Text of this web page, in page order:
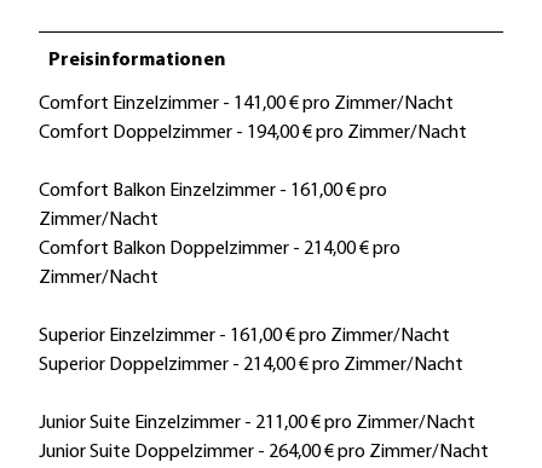
Preisinformationen
Comfort Einzelzimmer - 141,00 € pro Zimmer/Nacht
Comfort Doppelzimmer - 194,00 € pro Zimmer/Nacht
Comfort Balkon Einzelzimmer - 161,00 € pro
Zimmer/Nacht
Comfort Balkon Doppelzimmer - 214,00 € pro
Zimmer/Nacht
Superior Einzelzimmer - 161,00 € pro Zimmer/Nacht
Superior Doppelzimmer - 214,00 € pro Zimmer/Nacht
Junior Suite Einzelzimmer - 211,00 € pro Zimmer/Nacht
Junior Suite Doppelzimmer - 264,00 € pro Zimmer/Nacht